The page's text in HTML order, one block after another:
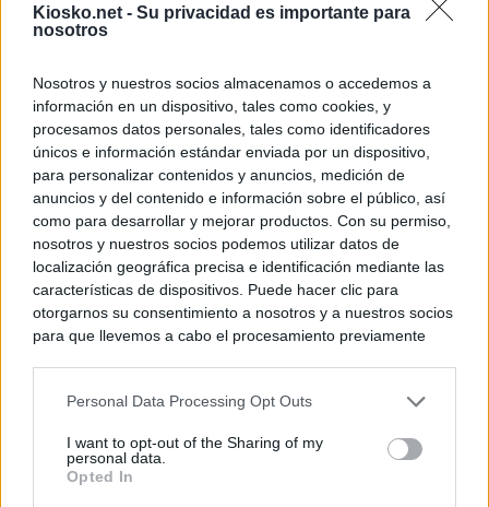
Kiosko.net - Su privacidad es importante para
nosotros
Nosotros y nuestros socios almacenamos o accedemos a
información en un dispositivo, tales como cookies, y
procesamos datos personales, tales como identificadores
únicos e información estándar enviada por un dispositivo,
para personalizar contenidos y anuncios, medición de
anuncios y del contenido e información sobre el público, así
como para desarrollar y mejorar productos. Con su permiso,
nosotros y nuestros socios podemos utilizar datos de
localización geográfica precisa e identificación mediante las
características de dispositivos. Puede hacer clic para
otorgarnos su consentimiento a nosotros y a nuestros socios
para que llevemos a cabo el procesamiento previamente
negar su consentimiento. Tenga en cuenta que algún
de su consentimiento, pero usted tiene el derecho de
rechazar tal procesamiento. Sus preferencias se aplicarán
Personal Data Processing Opt Outs
I want to opt-out of the Sharing of my
personal data.
Opted In